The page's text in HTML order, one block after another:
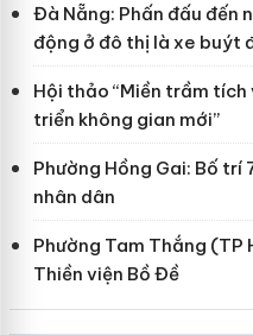
Đà Nẵng: Phấn đấu đến
động ở đô thị là xe buýt
Hội thảo “Miền trầm
triển không gian mới”
Phường Hồng Gai: Bố trí
nhân dân
Phường Tam Thắng (TP
Thiền viện Bồ Đề